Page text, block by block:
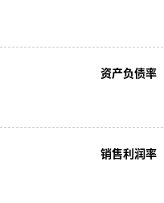
资产负债率
销售利润率